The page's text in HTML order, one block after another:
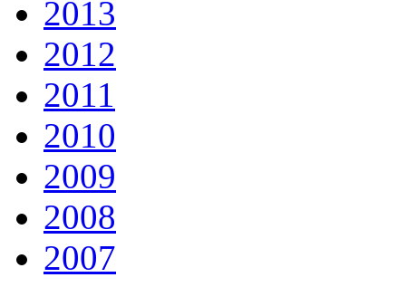
2013
2012
2011
2010
2009
2008
2007